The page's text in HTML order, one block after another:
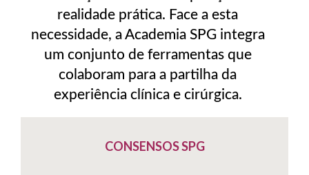
realidade prática. Face a esta
necessidade, a Academia SPG integra
um conjunto de ferramentas que
colaboram para a partilha da
experiência clínica e cirúrgica.
CONSENSOS SPG